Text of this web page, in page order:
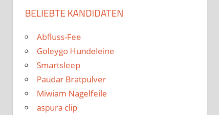
BELIEBTE KANDIDATEN
Abfluss-Fee
Goleygo Hundeleine
Smartsleep
Paudar Bratpulver
Miwiam Nagelfeile
aspura clip